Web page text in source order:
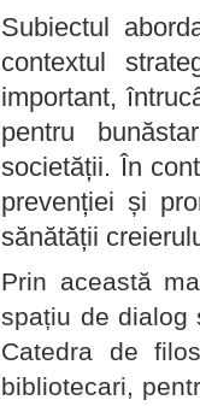
Subiectul
contextul
important,
pentru
societății. În
prevenției și
sănătății
Prin această
spațiu de dialog
Catedra de
bibliotecari,